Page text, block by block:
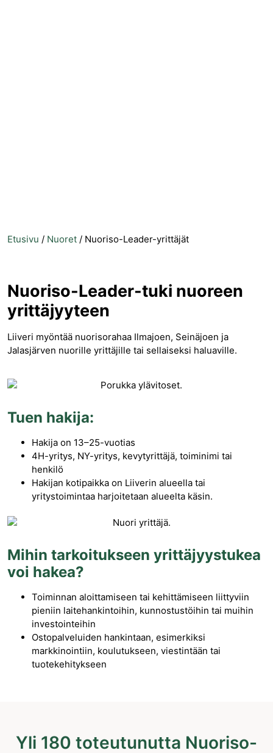
Etusivu / Nuoret / Nuoriso-Leader-yrittäjät
Nuoriso-Leader-tuki nuoreen
yrittäjyyteen
Liiveri myöntää nuorisorahaa Ilmajoen, Seinäjoen ja
Jalasjärven nuorille yrittäjille tai sellaiseksi haluaville.
Tuen hakija:
Hakija on 13–25-vuotias
4H-yritys, NY-yritys, kevytyrittäjä, toiminimi tai
henkilö
Hakijan kotipaikka on Liiverin alueella tai
yritystoimintaa harjoitetaan alueelta käsin.
Mihin tarkoitukseen yrittäjyystukea
voi hakea?
Toiminnan aloittamiseen tai kehittämiseen liittyviin
pieniin laitehankintoihin, kunnostustöihin tai muihin
investointeihin
Ostopalveluiden hankintaan, esimerkiksi
markkinointiin, koulutukseen, viestintään tai
tuotekehitykseen
Yli 180 toteutunutta Nuoriso-